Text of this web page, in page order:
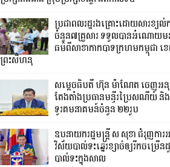
ប្រជាពលរដ្ឋរងគ្រោះដោយសារខ្យល់ក
ចំនួន៧គ្រួសារ ទទួលបានអំណោយម
ធម៌ពីសាខាកាកបាទក្រហមកម្ពុជា ខេ
ព្រះសីហនុ
សម្តេចធិបតី ហ៊ុន ម៉ាណែត ចេញអនុ
តែងតាំងប្រធានមន្ទីរប្រៃសណីយ៍ និង
ទូរគមនាគមន៍ចំនួន ២២រូប
ឧបនាយករដ្ឋមន្ដ្រី ស សុខា ជំរុញការ
វិស័យបាល់ទះឆ្នេរខ្សាច់ឲ្យរីកចម្រើន
បាល់ទះក្នុងសាល